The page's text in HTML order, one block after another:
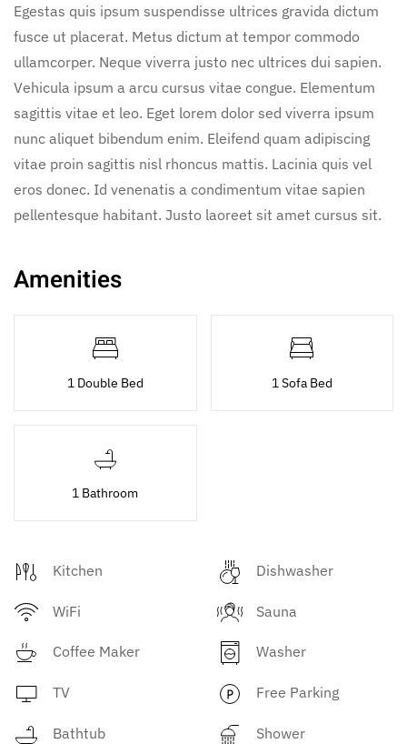
Egestas quis ipsum suspendisse ultrices gravida dictum
fusce ut placerat. Metus dictum at tempor commodo
ullamcorper. Neque viverra justo nec ultrices dui sapien.
Vehicula ipsum a arcu cursus vitae congue. Elementum
sagittis vitae et leo. Eget lorem dolor sed viverra ipsum
nunc aliquet bibendum enim. Eleifend quam adipiscing
vitae proin sagittis nisl rhoncus mattis. Lacinia quis vel
eros donec. Id venenatis a condimentum vitae sapien
pellentesque habitant. Justo laoreet sit amet cursus sit.
Amenities
1 Double Bed 1 Sofa Bed
1 Bathroom
Kitchen Dishwasher
WiFi Sauna
Coffee Maker Washer
TV Free Parking
Bathtub Shower